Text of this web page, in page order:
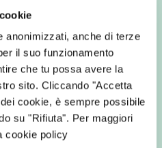
anonimizzati, anche di terze
il suo funzionamento
che tu possa avere la
sito. Cliccando "Accetta
cookie, è sempre possibile
su "Rifiuta". Per maggiori
cookie policy
FVG dedicato
cooperativa
energetici